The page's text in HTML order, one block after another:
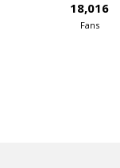
18,016
Fans